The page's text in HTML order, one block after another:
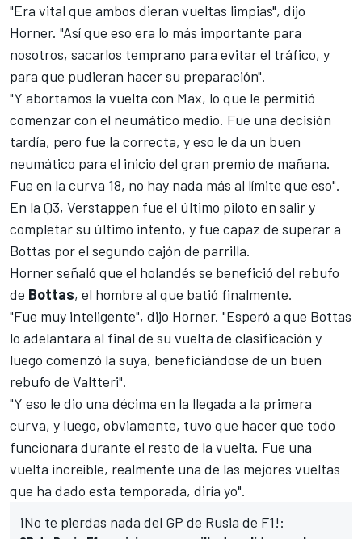
"Era vital que ambos dieran vueltas limpias", dijo
Horner. "Así que eso era lo más importante para
nosotros, sacarlos temprano para evitar el tráfico, y
para que pudieran hacer su preparación".
"Y abortamos la vuelta con Max, lo que le permitió
comenzar con el neumático medio. Fue una decisión
tardía, pero fue la correcta, y eso le da un buen
neumático para el inicio del gran premio de mañana.
Fue en la curva 18, no hay nada más al límite que eso".
En la Q3, Verstappen fue el último piloto en salir y
completar su último intento, y fue capaz de superar a
Bottas por el segundo cajón de parrilla.
Horner señaló que el holandés se benefició del rebufo
de Bottas, el hombre al que batió finalmente.
"Fue muy inteligente", dijo Horner. "Esperó a que Bottas
lo adelantara al final de su vuelta de clasificación y
luego comenzó la suya, beneficiándose de un buen
rebufo de Valtteri".
"Y eso le dio una décima en la llegada a la primera
curva, y luego, obviamente, tuvo que hacer que todo
funcionara durante el resto de la vuelta. Fue una
vuelta increíble, realmente una de las mejores vueltas
que ha dado esta temporada, diría yo".
¡No te pierdas nada del GP de Rusia de F1!: